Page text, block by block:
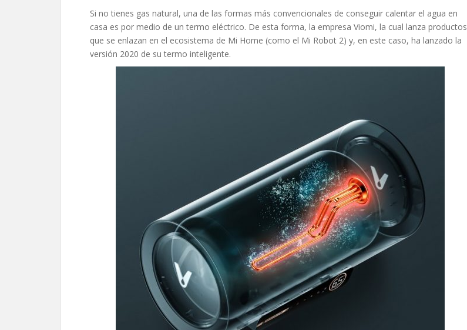
Si no tienes gas natural, una de las formas más convencionales de conseguir calentar el agua en
casa es por medio de un termo eléctrico. De esta forma, la empresa Viomi, la cual lanza productos
que se enlazan en el ecosistema de Mi Home (como el Mi Robot 2) y, en este caso, ha lanzado la
versión 2020 de su termo inteligente.